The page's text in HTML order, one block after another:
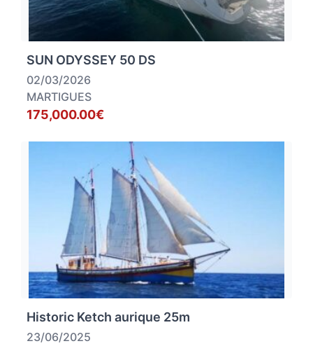
SUN ODYSSEY 50 DS
02/03/2026
MARTIGUES
175,000.00€
Historic Ketch aurique 25m
23/06/2025